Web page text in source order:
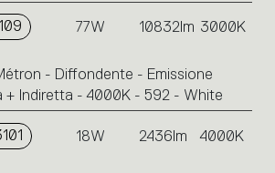
77W 10832lm 3000K
- Diffondente - Emissione
+ Indiretta - 4000K - 592 - White
18W 2436lm 4000K